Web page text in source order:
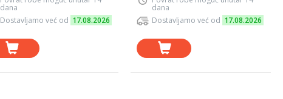
dana
Dostavljamo već od 17.08.2026
dana
Dostavljamo već od 17.08.2026